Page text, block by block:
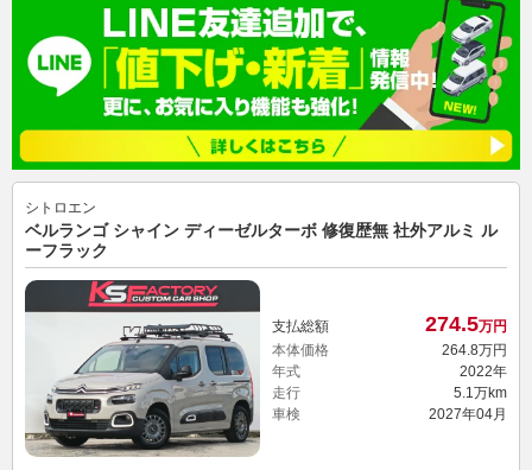
シトロエン
ベルランゴ シャイン ディーゼルターボ 修復歴無 社外アルミ ル
ーフラック
支払総額 274.5万円
本体価格
264.8万円
年式
2022年
走行
5.1万km
車検
2027年04月